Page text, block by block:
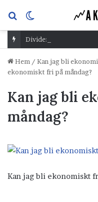
Sök
efterskin
Dividend Overshoot Day
Hem / Kan jag bli
ekonomiskt fri på måndag?
Kan jag bli
måndag?
Kan jag bli ekonomiskt